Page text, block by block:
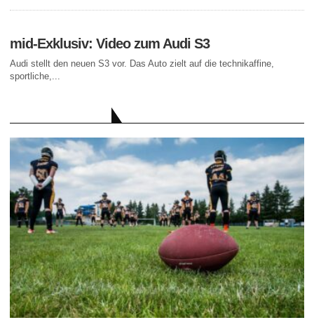
mid-Exklusiv: Video zum Audi S3
Audi stellt den neuen S3 vor. Das Auto zielt auf die technikaffine,
sportliche,...